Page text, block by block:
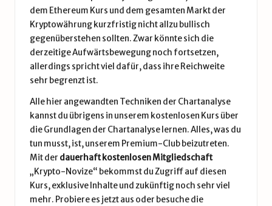
dem Ethereum Kurs und dem gesamten Markt der
Kryptowährung kurzfristig nicht allzu bullisch
gegenüberstehen sollten. Zwar könnte sich die
derzeitige Aufwärtsbewegung noch fortsetzen,
allerdings spricht viel dafür, dass ihre Reichweite
sehr begrenzt ist.
Alle hier angewandten Techniken der Chartanalyse
kannst du übrigens in unserem kostenlosen Kurs über
die Grundlagen der Chartanalyse lernen. Alles, was du
tun musst, ist, unserem Premium-Club beizutreten.
Mit der dauerhaft kostenlosen Mitgliedschaft
„Krypto-Novize“ bekommst du Zugriff auf diesen
Kurs, exklusive Inhalte und zukünftig noch sehr viel
mehr. Probiere es jetzt aus oder besuche die